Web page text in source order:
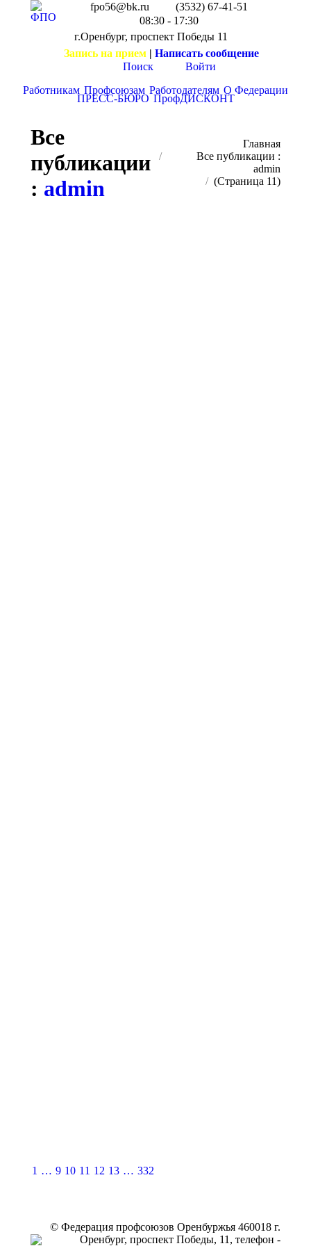
fpo56@bk.ru
(3532) 67-41-51
08:30 - 17:30
г.Оренбург, проспект Победы 11
Запись на прием | Написать сообщение
Поиск
Войти
Работникам Профсоюзам Работодателям О Федерации
ПРЕСС-БЮРО ПрофДИСКОНТ
Все
публикации
: admin
Главная
Все публикации :
admin
(Страница 11)
1 … 9 10 11 12 13 … 332
© Федерация профсоюзов Оренбуржья 460018 г.
Оренбург, проспект Победы, 11, телефон -